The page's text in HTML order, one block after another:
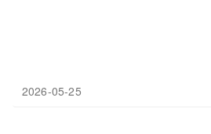
2026-05-25